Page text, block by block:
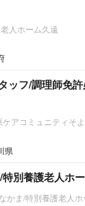
人ホーム久遠
ッフ/調理師免
アコミュニティそ
県
別養護老人ホ
かま/特別養護老人ホ